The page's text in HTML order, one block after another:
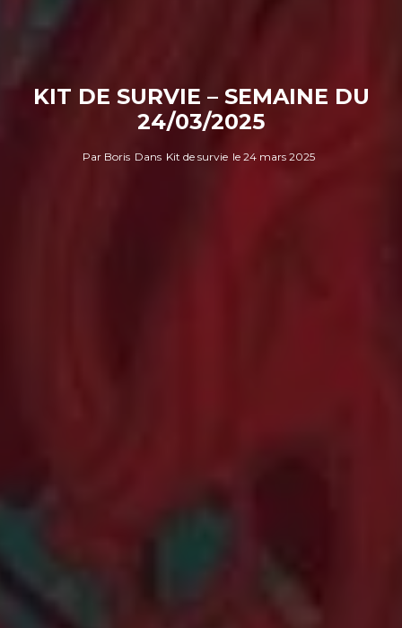
KIT DE SURVIE – SEMAINE DU
24/03/2025
Par Boris Dans Kit de survie le 24 mars 2025